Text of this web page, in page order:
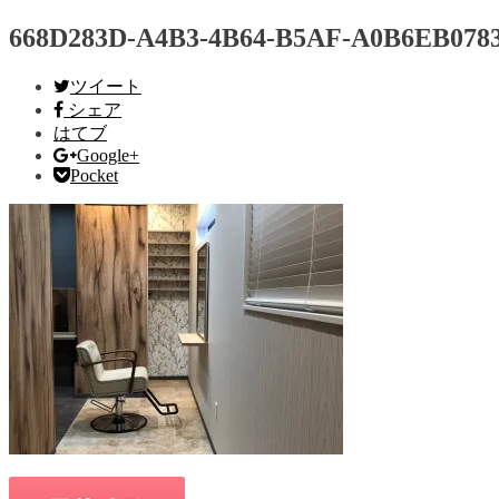
668D283D-A4B3-4B64-B5AF-
ツイート
シェア
はてブ
Google+
Pocket